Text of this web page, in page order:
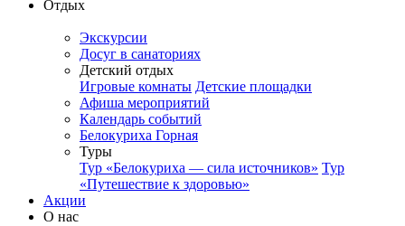
Отдых
Экскурсии
Досуг в санаториях
Детский отдых
Игровые комнаты Детские площадки
Афиша мероприятий
Календарь событий
Белокуриха Горная
Туры
Тур «Белокуриха — сила источников» Тур
«Путешествие к здоровью»
Акции
О нас